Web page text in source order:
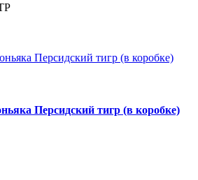
Персидский тигр (в коробке)